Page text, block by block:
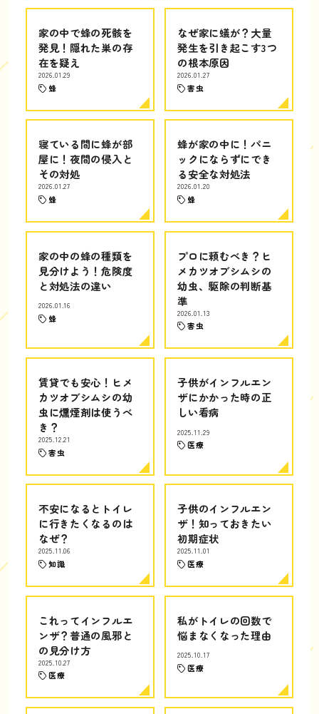
家の中で蜂の死骸を
発見！隠れた巣の存
在を疑え
2026.01.29
蜂
なぜ家に蟻が？大量
発生を引き起こす3つ
の根本原因
2026.01.27
害虫
寝ている間に蜂が部
屋に！夜間の侵入と
その対処
2026.01.27
蜂
蜂が家の中に！パニ
ックにならずにでき
る安全な対処法
2026.01.20
蜂
家の中の蜂の種類を
見分けよう！危険度
と対処法の違い
2026.01.16
蜂
プロに頼むべき？ヒ
メカツオブシムシの
幼虫、駆除の判断基
準
2026.01.13
害虫
賃貸でも安心！ヒメ
カツオブシムシの幼
虫に燻煙剤は使うべ
き？
2025.12.21
害虫
子供がインフルエン
ザにかかった時の正
しい看病
2025.11.29
医療
不安になるとトイレ
に行きたくなるのは
なぜ？
2025.11.06
知識
子供のインフルエン
ザ！知っておきたい
初期症状
2025.11.01
医療
これってインフルエ
ンザ？普通の風邪と
の見分け方
2025.10.27
医療
私がトイレの回数で
悩まなくなった理由
2025.10.17
医療